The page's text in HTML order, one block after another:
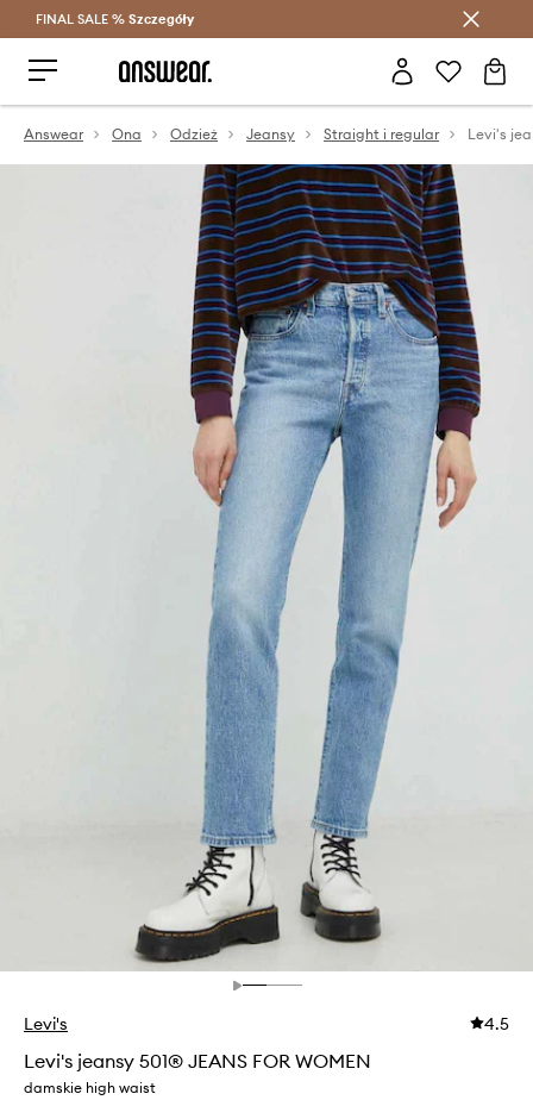
Oszczędzaj z Answear Club >
FINAL SALE % Szczegóły
Answear Ona Odzież Jeansy Straight i regular
Levi's 4.5
Levi's jeansy 501® JEANS FOR WOMEN
damskie high waist